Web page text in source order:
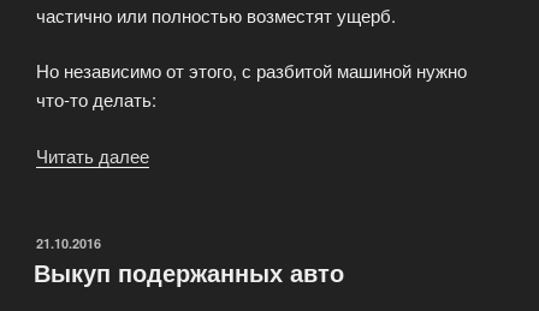
частично или полностью возместят ущерб.
Но независимо от этого, с разбитой машиной нужно
что-то делать:
Читать далее
ОПУБЛИКОВАНО
21.10.2016
Выкуп подержанных авто